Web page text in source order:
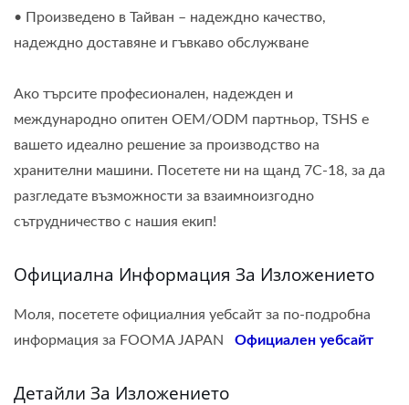
• Произведено в Тайван – надеждно качество,
надеждно доставяне и гъвкаво обслужване
Ако търсите професионален, надежден и
международно опитен OEM/ODM партньор, TSHS е
вашето идеално решение за производство на
хранителни машини. Посетете ни на щанд 7C-18, за да
разгледате възможности за взаимноизгодно
сътрудничество с нашия екип!
Официална Информация За Изложението
Моля, посетете официалния уебсайт за по-подробна
информация за FOOMA JAPAN Официален уебсайт
Детайли За Изложението